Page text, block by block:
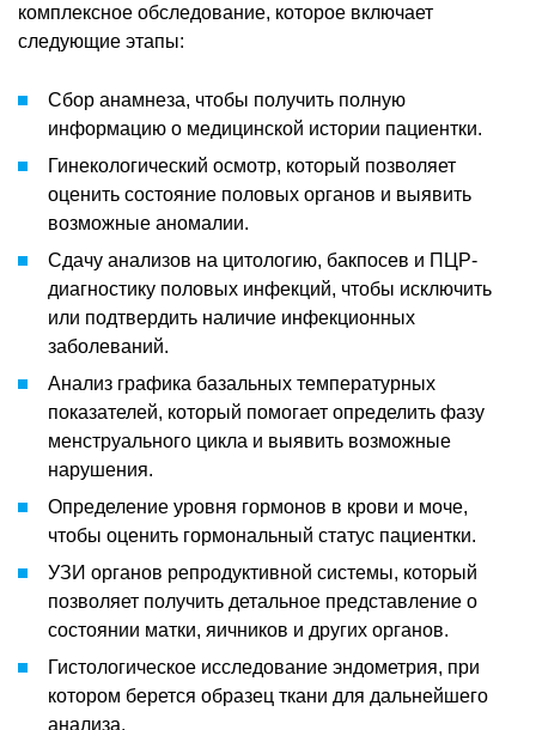
комплексное обследование, которое включает
следующие этапы:
Сбор анамнеза, чтобы получить полную
информацию о медицинской истории пациентки.
Гинекологический осмотр, который позволяет
оценить состояние половых органов и выявить
возможные аномалии.
Сдачу анализов на цитологию, бакпосев и ПЦР-
диагностику половых инфекций, чтобы исключить
или подтвердить наличие инфекционных
заболеваний.
Анализ графика базальных температурных
показателей, который помогает определить фазу
менструального цикла и выявить возможные
нарушения.
Определение уровня гормонов в крови и моче,
чтобы оценить гормональный статус пациентки.
УЗИ органов репродуктивной системы, который
позволяет получить детальное представление о
состоянии матки, яичников и других органов.
Гистологическое исследование эндометрия, при
котором берется образец ткани для дальнейшего
анализа.